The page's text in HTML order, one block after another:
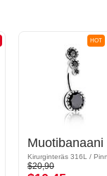
HOT
$20,90